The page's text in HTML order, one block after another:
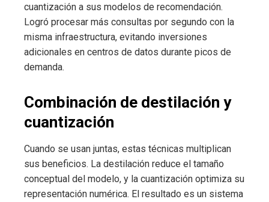
cuantización a sus modelos de recomendación.
Logró procesar más consultas por segundo con la
misma infraestructura, evitando inversiones
adicionales en centros de datos durante picos de
demanda.
Combinación de destilación y
cuantización
Cuando se usan juntas, estas técnicas multiplican
sus beneficios. La destilación reduce el tamaño
conceptual del modelo, y la cuantización optimiza su
representación numérica. El resultado es un sistema